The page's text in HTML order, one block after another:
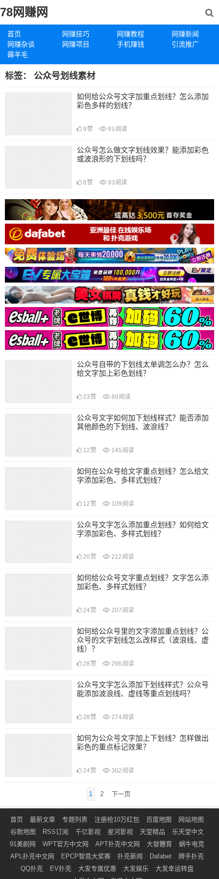
78网赚网
首页 网赚技巧 网赚教程
网赚新闻
网赚杂谈
网赚项目 手机赚钱
引流推广
薅羊毛
标签： 公众号划线素材
如何给公众号文字加重点划线？怎么添加
彩色多样的划线？
9 赞 61 阅读
公众号怎么做文字划线效果？能添加彩色
或波浪形的下划线吗？
8 赞 83 阅读
公众号自带的下划线太单调怎么办？怎么
给文字加上彩色划线？
23 赞 89 阅读
公众号文字如何加下划线样式？能否添加
其他颜色的下划线、波浪线？
12 赞 145 阅读
如何在公众号给文字重点划线？怎么给文
字添加彩色、多样式划线？
12 赞 109 阅读
公众号文字怎么添加重点划线？如何给文
字添加彩色、多样式划线？
20 赞 212 阅读
如何给公众号文字重点划线？文字怎么添
加彩色、多样式划线？
24赞 207 阅读
如何给公众号里的文字添加重点划线？公
众号的文字划线怎么改样式（波浪线、虚
线）？
28 赞 266 阅读
公众号文字怎么添加下划线样式？公众号
能添加波浪线、虚线等重点划线吗？
28 赞 274阅读
如何为公众号文字加上下划线？怎样做出
彩色的重点标记效果？
24赞 302 阅读
1 2 下一页
首页 最新文章 专题列表 注册抢10万红包 百度地图
网站地图
谷歌地图
RSS订阅 千亿影视 星河影视 天堂精品
乐天堂中文
91美剧网
WPT官方中文网 APT扑克中文网 大發體育
蜗牛电竞
APL扑克中文网
EPCP智竟大奖赛 扑克新闻 Dafabet
牌手扑克
QQ扑克
EV扑克 大发专属优惠 大发娱乐
大发幸运转盘